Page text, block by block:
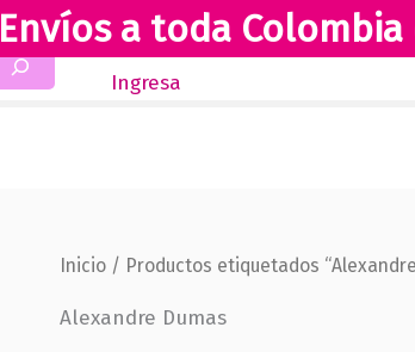
Envíos a toda
Inicio Novedades
Ingresa
Inicio / Productos etiquetados
Alexandre Dumas